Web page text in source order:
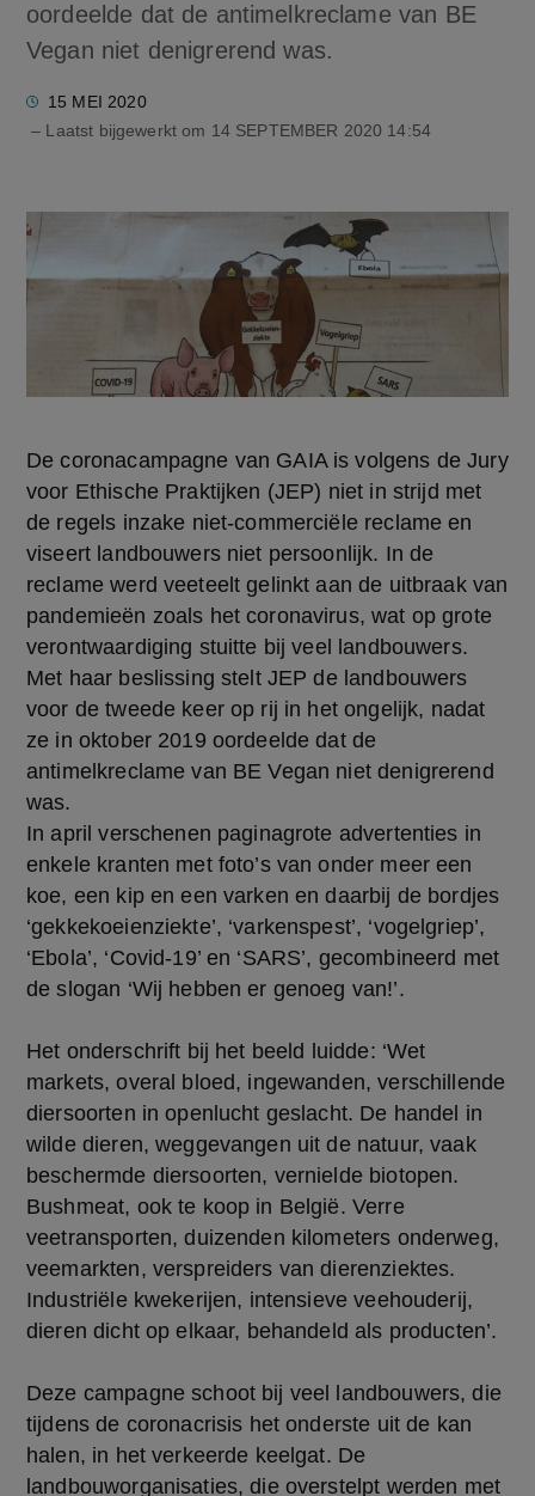
oordeelde dat de antimelkreclame van BE
Vegan niet denigrerend was.
15 MEI 2020
– Laatst bijgewerkt om 14 SEPTEMBER 2020 14:54
De coronacampagne van GAIA is volgens de Jury
voor Ethische Praktijken (JEP) niet in strijd met
de regels inzake niet-commerciële reclame en
viseert landbouwers niet persoonlijk. In de
reclame werd veeteelt gelinkt aan de uitbraak van
pandemieën zoals het coronavirus, wat op grote
verontwaardiging stuitte bij veel landbouwers.
Met haar beslissing stelt JEP de landbouwers
voor de tweede keer op rij in het ongelijk, nadat
ze in oktober 2019 oordeelde dat de
antimelkreclame van BE Vegan niet denigrerend
was.
In april verschenen paginagrote advertenties in
enkele kranten met foto’s van onder meer een
koe, een kip en een varken en daarbij de bordjes
‘gekkekoeienziekte’, ‘varkenspest’, ‘vogelgriep’,
‘Ebola’, ‘Covid-19’ en ‘SARS’, gecombineerd met
de slogan ‘Wij hebben er genoeg van!’.
Het onderschrift bij het beeld luidde: ‘Wet
markets, overal bloed, ingewanden, verschillende
diersoorten in openlucht geslacht. De handel in
wilde dieren, weggevangen uit de natuur, vaak
beschermde diersoorten, vernielde biotopen.
Bushmeat, ook te koop in België. Verre
veetransporten, duizenden kilometers onderweg,
veemarkten, verspreiders van dierenziektes.
Industriële kwekerijen, intensieve veehouderij,
dieren dicht op elkaar, behandeld als producten’.
Deze campagne schoot bij veel landbouwers, die
tijdens de coronacrisis het onderste uit de kan
halen, in het verkeerde keelgat. De
landbouworganisaties, die overstelpt werden met